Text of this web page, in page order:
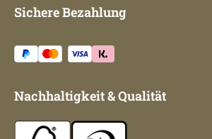
Sichere Bezahlung
Nachhaltigkeit & Qualität